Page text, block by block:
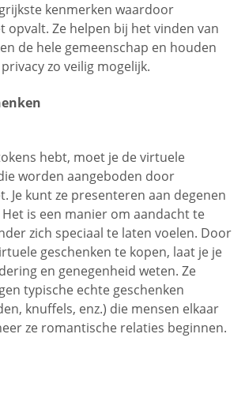
kenmerken waardoor
opvalt. Ze helpen bij het vinden van
de hele gemeenschap en houden
zo veilig mogelijk.
hebt, moet je de virtuele
worden aangeboden door
Je kunt ze presenteren aan degenen
is een manier om aandacht te
zich speciaal te laten voelen. Door
geschenken te kopen, laat je je
en genegenheid weten. Ze
typische echte geschenken
knuffels, enz.) die mensen elkaar
ze romantische relaties beginnen.